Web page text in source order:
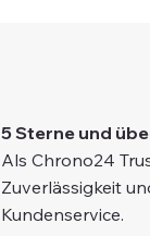
5 Sterne und
Als Chrono24
Zuverlässigkeit
Kundenservice.